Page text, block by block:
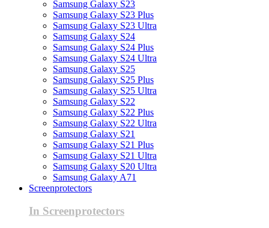
Samsung Galaxy S23
Samsung Galaxy S23 Plus
Samsung Galaxy S23 Ultra
Samsung Galaxy S24
Samsung Galaxy S24 Plus
Samsung Galaxy S24 Ultra
Samsung Galaxy S25
Samsung Galaxy S25 Plus
Samsung Galaxy S25 Ultra
Samsung Galaxy S22
Samsung Galaxy S22 Plus
Samsung Galaxy S22 Ultra
Samsung Galaxy S21
Samsung Galaxy S21 Plus
Samsung Galaxy S21 Ultra
Samsung Galaxy S20 Ultra
Samsung Galaxy A71
Screenprotectors
In Screenprotectors